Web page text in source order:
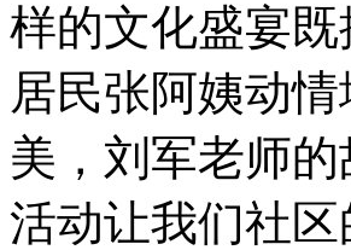
样的文化盛宴
居民张阿姨动
美，刘军老师
活动让我们社